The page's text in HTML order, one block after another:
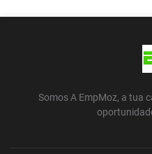
Somos A EmpMoz, a tua